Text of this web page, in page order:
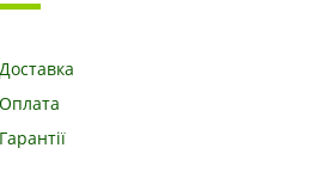
Доставка
Оплата
Гарантії